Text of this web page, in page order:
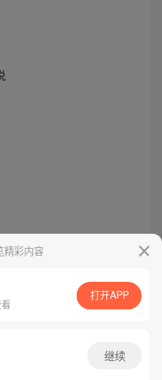
精彩内容
打开APP
继续
粤B2-20090059-5
All Rights Reserved